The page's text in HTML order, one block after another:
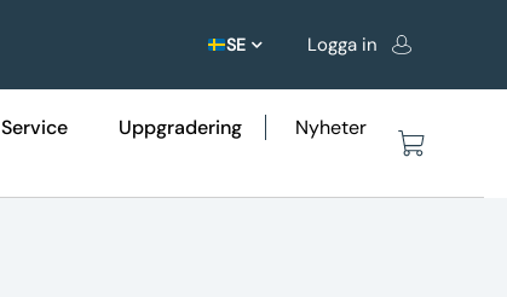
SE Logga in
Service Uppgradering
Nyheter